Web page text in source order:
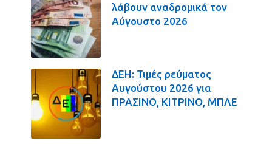
λάβουν αναδρομικά τον
Αύγουστο 2026
ΔΕΗ: Τιμές ρεύματος
Αυγούστου 2026 για
ΠΡΑΣΙΝΟ, ΚΙΤΡΙΝΟ, ΜΠΛΕ